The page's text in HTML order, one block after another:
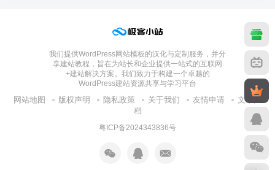
我们提供WordPress网站模板的汉化与定制服务，并分
享建站教程，旨在为站长和企业提供一站式的互联网
+建站解决方案。我们致力于构建一个卓越的
WordPress建站资源共享与学习平台
网站地图 版权声明 隐私政策 关于我们 友情申请
文章归
档
粤ICP备2024343836号